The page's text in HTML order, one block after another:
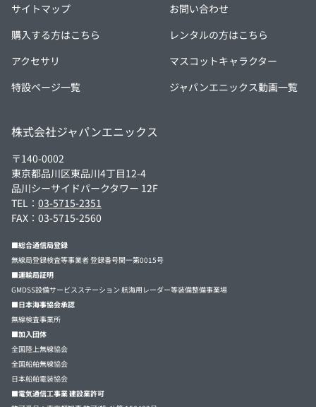
サイトマップ
お問い合わせ
購入する方はこちら
レンタルの方はこちら
アクセサリ
マスコットキャラクター
特設ページ一覧
ジャパンエニックス動画一覧
株式会社ジャパンエニックス
〒140-0002
東京都品川区東品川4丁目12-4
品川シーサイドパークタワー 12F
TEL： 03-5715-2351
FAX：03-5715-2560
■総合通信局登録
無線局登録検査等事業者 登録番号関一第0015号
■運輸局証明
GMDSS設備サービスステーション 航海用レーダー等装備整備事業場
■日本海事協会承認
無線検査事業所
■加入団体
全国陸上無線協会
全国船舶無線協会
日本船舶電装協会
■電気通信工事業 建設業許可